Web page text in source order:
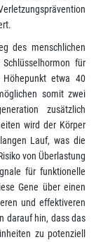
des menschlichen
für
etwa 40
somit zwei
zusätzlich
wird der Körper
Lauf, was die
von Überlastung
für funktionelle
Gene über einen
und effektiveren
darauf hin, dass das
zu potenziell